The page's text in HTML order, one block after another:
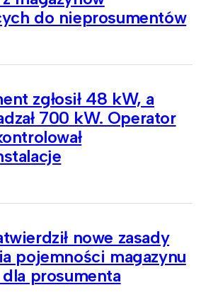
do nieprosumentów
zgłosił 48 kW, a
700 kW. Operator
nowe zasady
pojemności magazynu
prosumenta